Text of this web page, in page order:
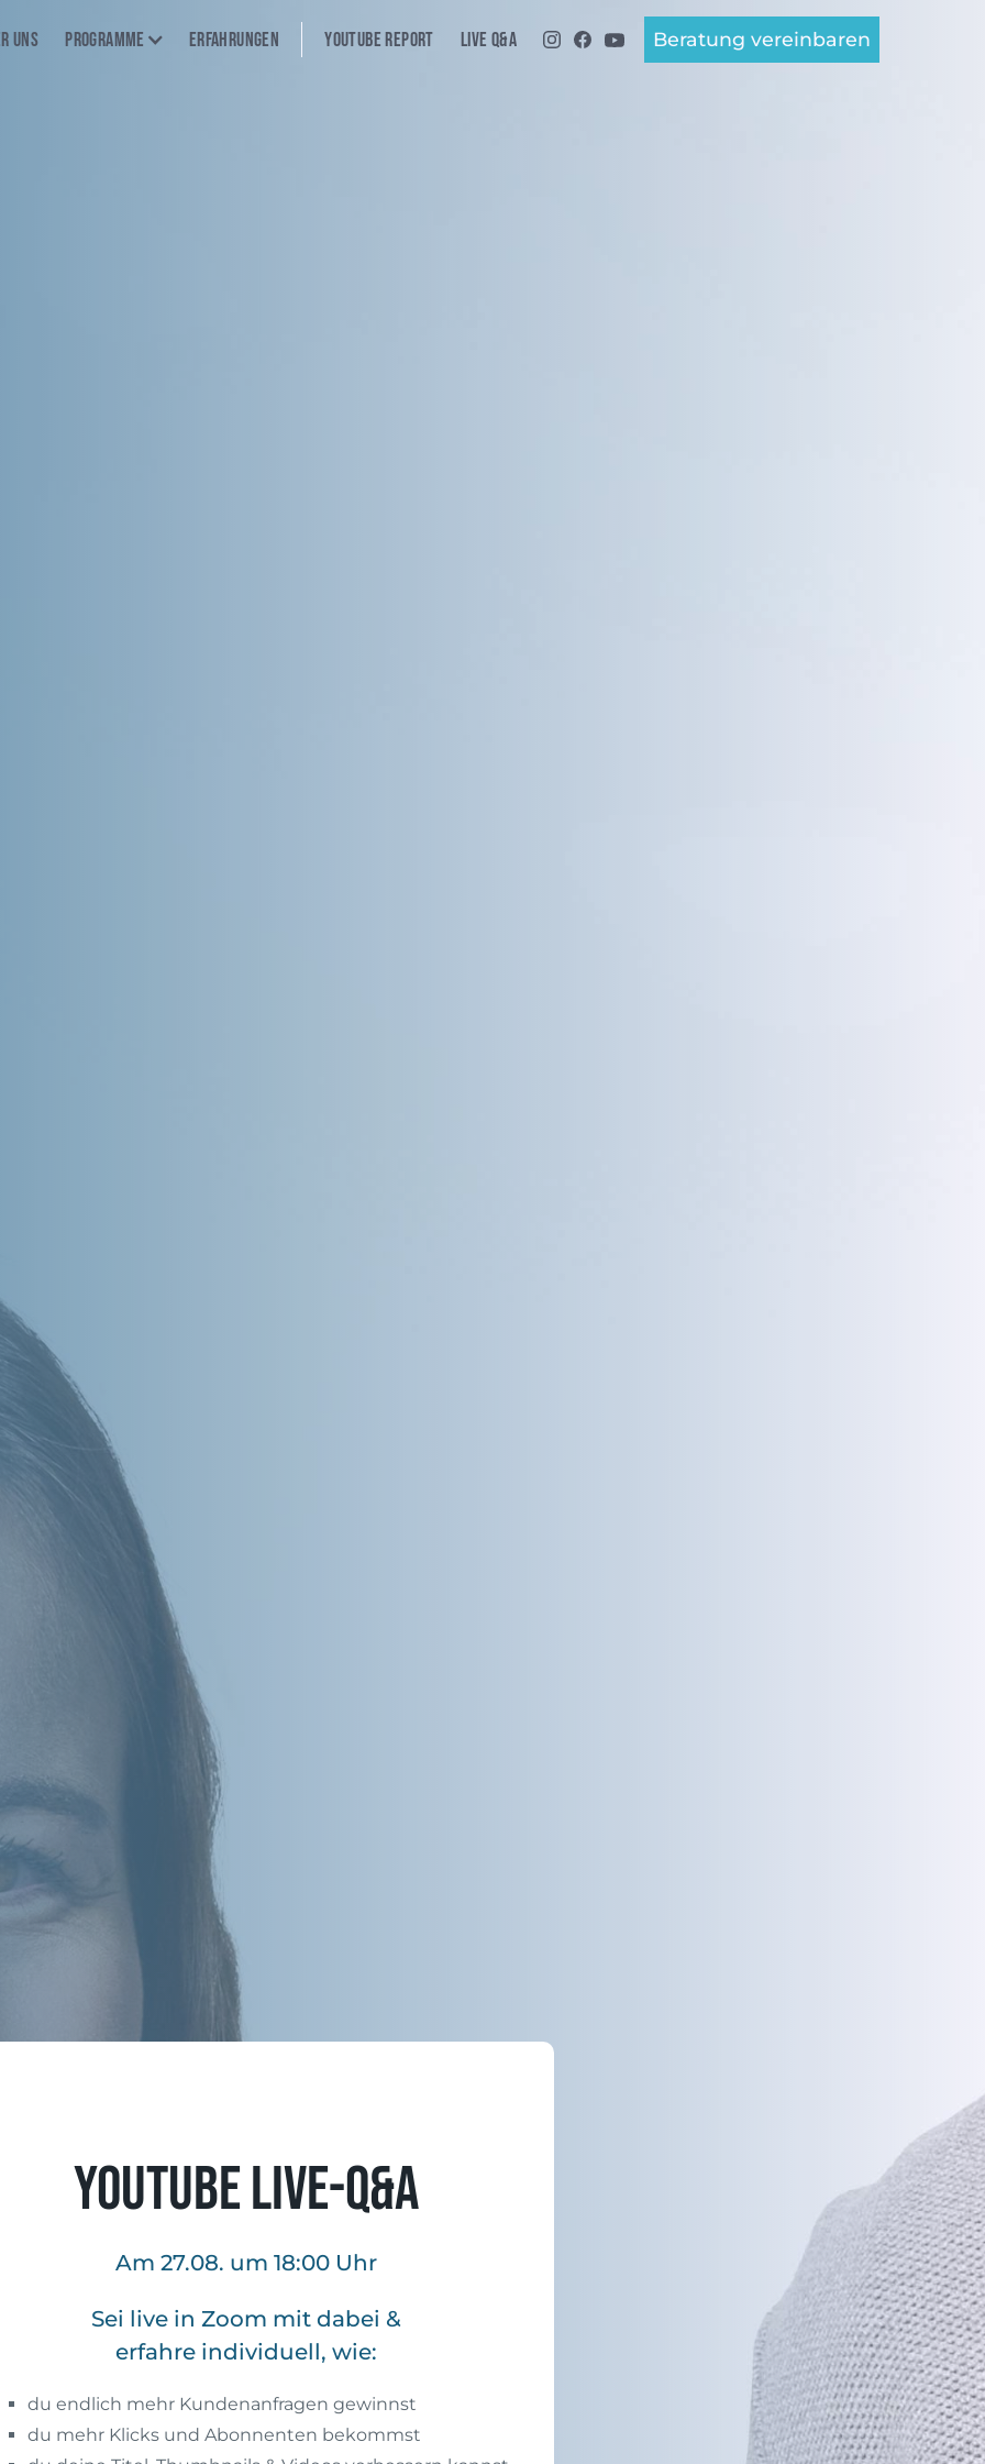
YouTube Live-Q&A
Am 27.08. um 18:00 Uhr
Sei live in Zoom mit dabei &
erfahre individuell, wie:
du endlich mehr Kundenanfragen gewinnst
du mehr Klicks und Abonnenten bekommst
uns Programme Erfahrungen YouTube Report Live Q&A Beratung vereinbaren